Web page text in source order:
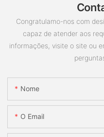
Congratulamo-nos com
capaz de atender aos
informações, visite o site ou
Nome
O Email